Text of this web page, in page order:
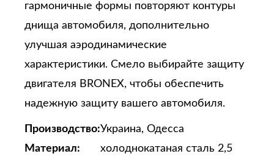
гармоничные формы повторяют контуры
днища автомобиля, дополнительно
улучшая аэродинамические
характеристики. Смело выбирайте защиту
двигателя BRONEX, чтобы обеспечить
надежную защиту вашего автомобиля.
Производство:Украина, Одесса
Материал:
холоднокатаная сталь 2,5